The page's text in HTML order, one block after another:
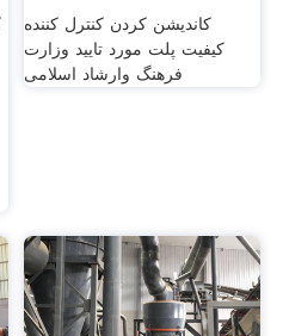
کاندیشن کردن کنترل کننده
کیفیت پلت مورد تایید وزارت
فرهنگ وارشاد اسلامی